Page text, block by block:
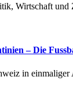
Wirtschaft
– Die
in